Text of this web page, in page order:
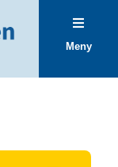
Meny